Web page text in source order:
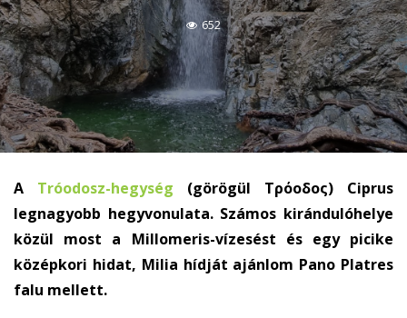
652
A Tróodosz-hegység (görögül Τρόοδος) Ciprus
legnagyobb hegyvonulata. Számos kirándulóhelye
közül most a Millomeris-vízesést és egy picike
középkori hidat, Milia hídját ajánlom Pano Platres
falu mellett.